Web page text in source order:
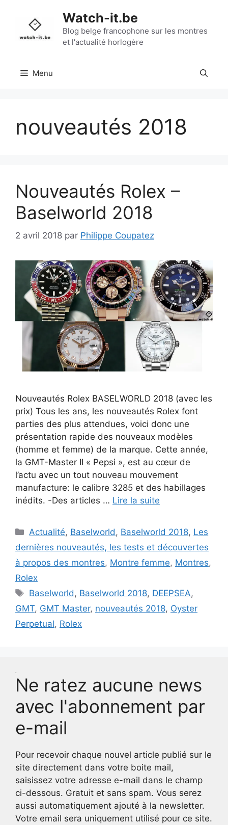
contenu
Watch-it.be
Blog belge francophone sur les montres
et l'actualité horlogère
Menu
nouveautés 2018
Nouveautés Rolex –
Baselworld 2018
2 avril 2018 par Philippe Coupatez
Nouveautés Rolex BASELWORLD 2018 (avec les
prix) Tous les ans, les nouveautés Rolex font
parties des plus attendues, voici donc une
présentation rapide des nouveaux modèles
(homme et femme) de la marque. Cette année,
la GMT-Master II « Pepsi », est au cœur de
l’actu avec un tout nouveau mouvement
manufacture: le calibre 3285 et des habillages
inédits. -Des articles … Lire la suite
Catégories
Actualité, Baselworld , Baselworld 2018, Les
dernières nouveautés, les tests et découvertes
à propos des montres, Montre femme, Montres,
Rolex
Étiquettes
Baselworld , Baselworld 2018, DEEPSEA,
GMT, GMT Master, nouveautés 2018, Oyster
Perpetual, Rolex
Ne ratez aucune news
avec l'abonnement par
e-mail
Pour recevoir chaque nouvel article publié sur le
site directement dans votre boite mail,
saisissez votre adresse e-mail dans le champ
ci-dessous. Gratuit et sans spam. Vous serez
aussi automatiquement ajouté à la newsletter.
Votre email sera uniquement utilisé pour ce site.